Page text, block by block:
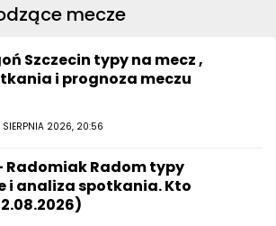
mecze
Szczecin typy na mecz ,
i prognoza meczu
SIERPNIA 2026, 20:56
Radomiak Radom typy
i analiza spotkania. Kto